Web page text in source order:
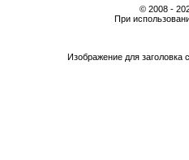
© 2008 -
При
Изображение для